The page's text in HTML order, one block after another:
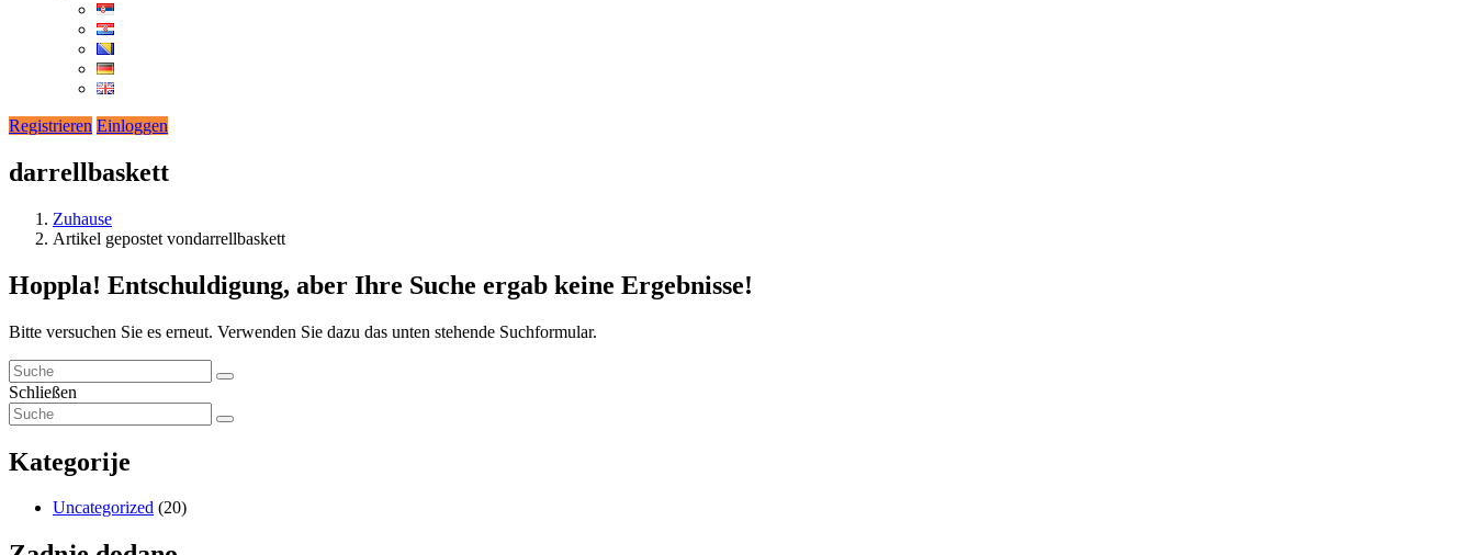
Registrieren Einloggen
darrellbaskett
Zuhause
Artikel gepostet vondarrellbaskett
Hoppla! Entschuldigung, aber Ihre Suche ergab keine Ergebnisse!
Bitte versuchen Sie es erneut. Verwenden Sie dazu das unten stehende Suchformular.
Schließen
Kategorije
Uncategorized (20)